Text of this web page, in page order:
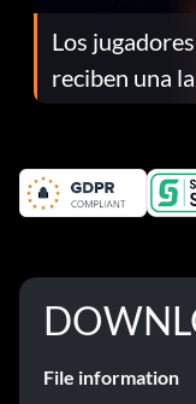
Los
reciben una
el parche
File information